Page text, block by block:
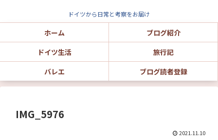
ドイツから日常と考察をお届け
ホーム
ブログ紹介
ドイツ生活
旅行記
バレエ
ブログ読者登録
IMG_5976
2021.11.10